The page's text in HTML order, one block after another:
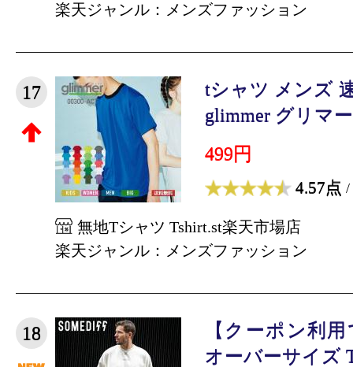
楽天ジャンル：メンズファッション
17
tシャツ メンズ
glimmer グリマ
499円
4.57点 /
無地Tシャツ Tshirt.st楽天市場店
楽天ジャンル：メンズファッション
18
【クーポン利
オーバーサイズ